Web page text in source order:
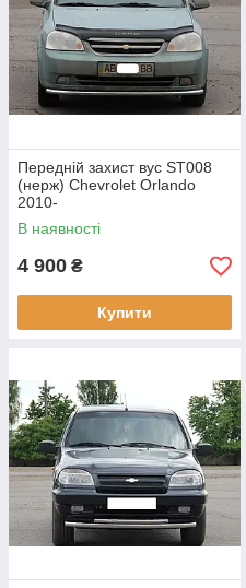
Передній захист вус ST008
(нерж) Chevrolet Orlando
2010-
В наявності
4 900 ₴
Купити